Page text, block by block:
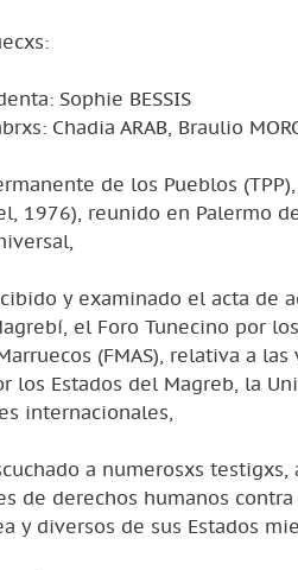
Sophie BESSIS
Chadia ARAB, Braulio
de los Pueblos
1976), reunido en Palermo
y examinado el acta de
el Foro Tunecino por
(FMAS), relativa a
los Estados del Magreb, la
internacionales,
a numerosxs
de derechos humanos
y diversos de sus Estados